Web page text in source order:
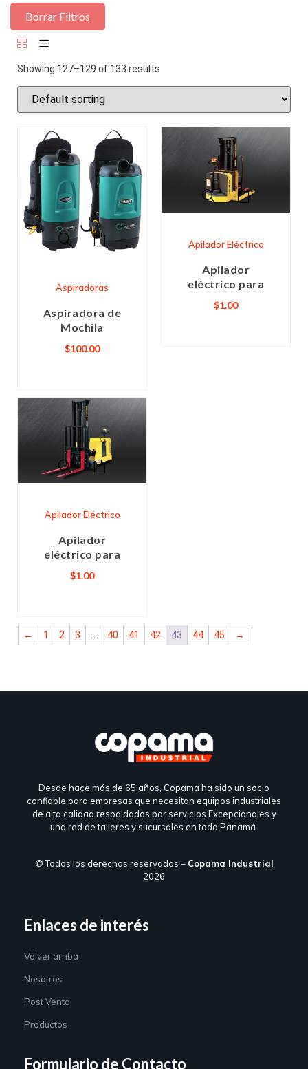
Borrar Filtros
Showing 127–129 of 133 results
Aspiradoras
Aspiradora de
Mochila
$100.00
Apilador Eléctrico
Apilador
eléctrico para
$1.00
Apilador Eléctrico
Apilador
eléctrico para
$1.00
← 1 2 3 40 41 42 43 44 45 →
Desde hace más de 65 años, Copama ha sido un socio
confiable para empresas que necesitan equipos industriales
de alta calidad respaldados por servicios Excepcionales y
una red de talleres y sucursales en todo Panamá.
© Todos los derechos reservados – Copama Industrial
2026
Enlaces de interés
Volver arriba
Nosotros
Post Venta
Productos
Formulario de Contacto